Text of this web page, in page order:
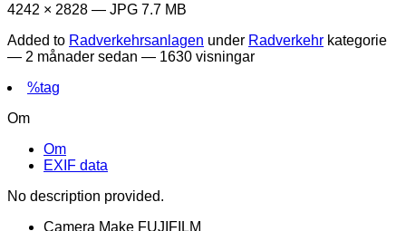
4242 × 2828 — JPG 7.7 MB
Added to Radverkehrsanlagen under Radverkehr kategorie
— 2 månader sedan — 1630 visningar
%tag
Om
Om
EXIF data
No description provided.
Camera Make FUJIFILM